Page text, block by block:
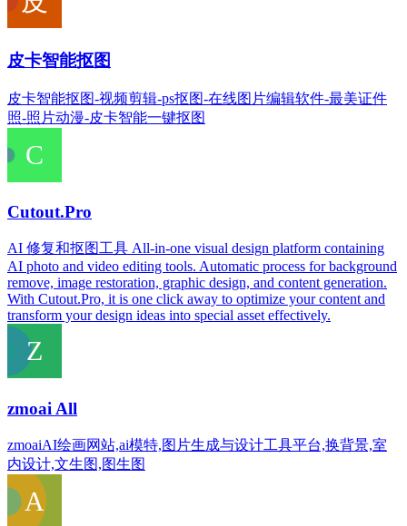
皮卡智能抠图
皮卡智能抠图-视频剪辑-ps抠图-在线图片编辑软件-最美证件
照-照片动漫-皮卡智能一键抠图
Cutout.Pro
AI 修复和抠图工具 All-in-one visual design platform containing
AI photo and video editing tools. Automatic process for background
remove, image restoration, graphic design, and content generation.
With Cutout.Pro, it is one click away to optimize your content and
transform your design ideas into special asset effectively.
zmoai All
zmoaiAI绘画网站,ai模特,图片生成与设计工具平台,换背景,室
内设计,文生图,图生图